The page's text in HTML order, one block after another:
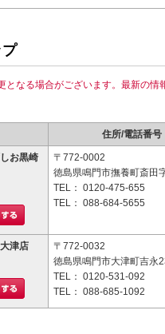
プ
となる場合がございます。最新の情
住所/電話番号
お黒崎
〒772-0002
徳島県鳴門市撫養町斎田
TEL： 0120-475-655
TEL： 088-684-5655
津店
〒772-0032
徳島県鳴門市大津町吉永
TEL： 0120-531-092
TEL： 088-685-1092